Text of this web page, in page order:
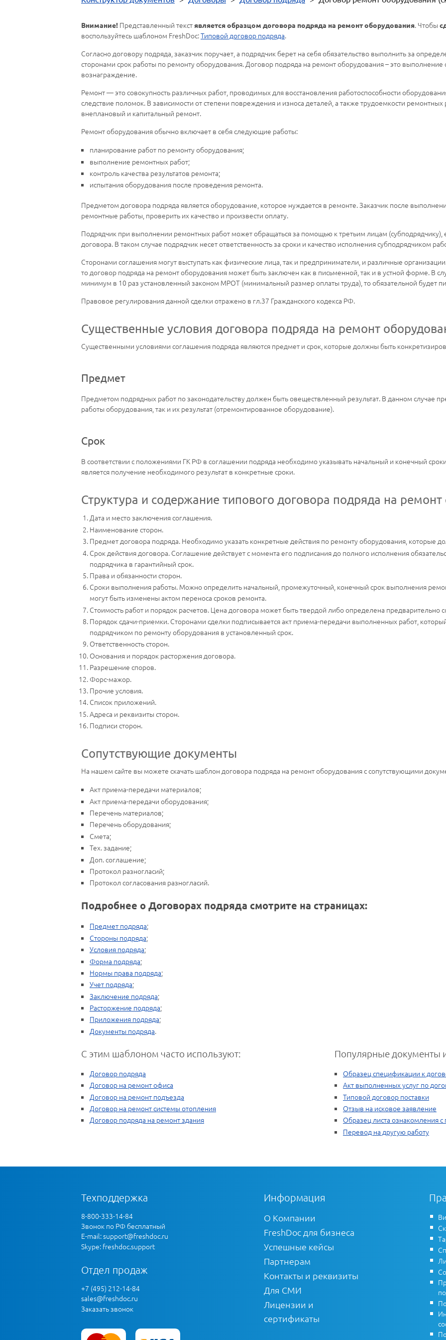
Внимание! Представленный текстявляется образцом договора подряда на ремонт оборудования. Чтобы
воспользуйтесь шаблоном FreshDoc:Типовой договор подряда.
Согласно договору подряда, заказчик поручает, а подрядчик берет на себя обязательство выполнить за
сторонами срок работы по ремонту оборудования. Договор подряда на ремонт оборудования – это
вознаграждение.
Ремонт — это совокупность различных работ, проводимых для восстановления работоспособности
следствие поломок. В зависимости от степени повреждения и износа деталей, а также трудоемкости
внеплановый и капитальный ремонт.
Ремонт оборудования обычно включает в себя следующие работы:
планирование работ по ремонту оборудования;
выполнение ремонтных работ;
контроль качества результатов ремонта;
испытания оборудования после проведения ремонта.
Предметом договора подряда является оборудование, которое нуждается в ремонте. Заказчик после
ремонтные работы, проверить их качество и произвести оплату.
Подрядчик при выполнении ремонтных работ может обращаться за помощью к третьим лицам (субподрядчику),
договора. В таком случае подрядчик несет ответственность за сроки и качество исполнения субподрядчиком
Сторонами соглашения могут выступать как физические лица, так и предприниматели, и различные
то договор подряда на ремонт оборудования может быть заключен как в письменной, так и в устной форме. В
минимум в 10 раз установленный законом МРОТ (минимальный размер оплаты труда), то обязательной будет
Правовое регулирования данной сделки отражено в гл.37 Гражданского кодекса РФ.
Существенные условия договора подряда на ремонт
Существенными условиями соглашения подряда являются предмет и срок, которые должны быть
Предмет
Предметом подрядных работ по законодательству должен быть овеществленный результат. В данном случае
работы оборудования, так и их результат (отремонтированное оборудование).
Срок
В соответствии с положениями ГК РФ в соглашении подряда необходимо указывать начальный и конечный
является получение необходимого результат в конкретные сроки.
Структура и содержание типового договора подряда на
Дата и место заключения соглашения.
Наименование сторон.
Предмет договора подряда. Необходимо указать конкретные действия по ремонту оборудования, которые
Срок действия договора. Соглашение действует с момента его подписания до полного исполнения
подрядчика в гарантийный срок.
Права и обязанности сторон.
Сроки выполнения работы. Можно определить начальный, промежуточный, конечный срок выполнения
могут быть изменены актом переноса сроков ремонта.
Стоимость работ и порядок расчетов. Цена договора может быть твердой либо определена предварительно
Порядок сдачи-приемки. Сторонами сделки подписывается акт приема-передачи выполненных работ,
подрядчиком по ремонту оборудования в установленный срок.
Ответственность сторон.
Основания и порядок расторжения договора.
Разрешение споров.
Форс-мажор.
Прочие условия.
Список приложений.
Адреса и реквизиты сторон.
Подписи сторон.
Сопутствующие документы
На нашем сайте вы можете скачать шаблон договора подряда на ремонт оборудования с сопутствующими
Акт приема-передачи материалов;
Акт приема-передачи оборудования;
Перечень материалов;
Перечень оборудования;
Смета;
Тех. задание;
Доп. соглашение;
Протокол разногласий;
Протокол согласования разногласий.
Подробнее о Договорах подряда смотрите на страницах:
Предмет подряда;
Стороны подряда;
Условия подряда;
Форма подряда;
Нормы права подряда;
Учет подряда;
Заключение подряда;
Расторжение подряда;
Приложения подряда;
Документы подряда.
С этим шаблоном часто используют:
Договор подряда
Договор на ремонт офиса
Договор на ремонт подъезда
Договор на ремонт системы отопления
Договор подряда на ремонт здания
Популярные документы
Образец спецификации к
Акт выполненных услуг по
Типовой договор поставки
Отзыв на исковое заявление
Образец листа ознакомления с
Перевод на другую работу
Техподдержка
8-800-333-14-84
Звонок по РФ бесплатный
E-mail:support@freshdoc.ru
Skype: freshdoc.support
Отдел продаж
+7 (495) 212-14-84
sales@freshdoc.ru
Заказать звонок
Информация
О Компании
FreshDoc для бизнеса
Успешные кейсы
Партнерам
Контакты и реквизиты
Для СМИ
Лицензии и
сертификаты